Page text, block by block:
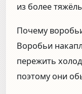
из более
Почему
Воробьи
пережить
поэтому они